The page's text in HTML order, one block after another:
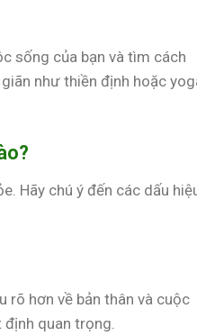
sống của bạn và tìm cách
như thiền định hoặc
Hãy chú ý đến các dấu
rõ hơn về bản thân và cuộc
quan trọng.